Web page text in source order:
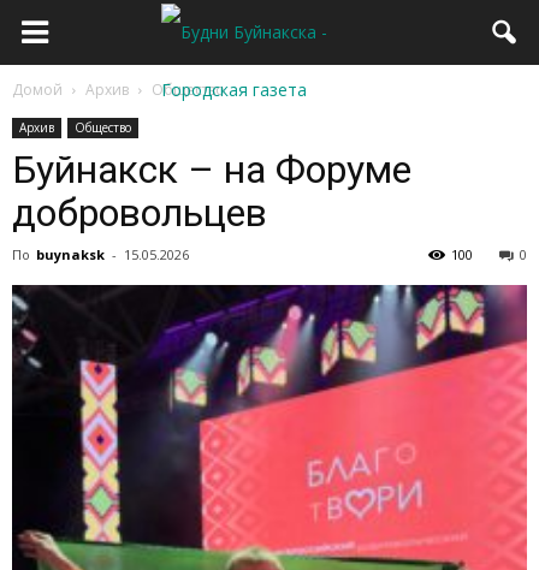
Домой Архив Общество
Архив Общество
Буйнакск – на Форуме
добровольцев
По buynaksk - 15.05.2026 0
100